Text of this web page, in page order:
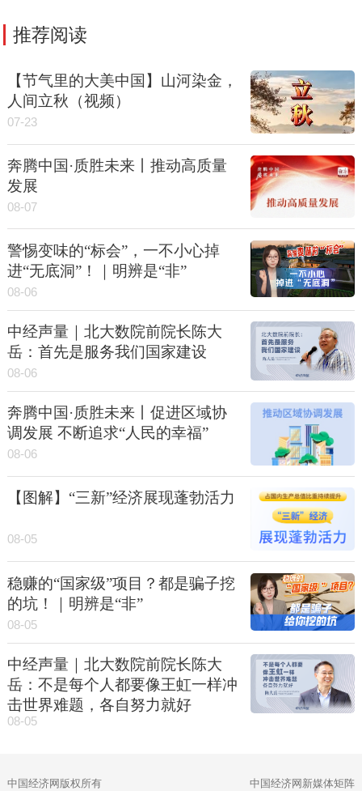
推荐阅读
【节气里的大美中国】山河染金，
人间立秋（视频）
07-23
奔腾中国·质胜未来丨推动高质量
发展
08-07
警惕变味的“标会”，一不小心掉
进“无底洞”！｜明辨是“非”
08-06
中经声量｜北大数院前院长陈大
岳：首先是服务我们国家建设
08-06
奔腾中国·质胜未来丨促进区域协
调发展 不断追求“人民的幸福”
08-06
【图解】“三新”经济展现蓬勃活力
08-05
稳赚的“国家级”项目？都是骗子挖
的坑！｜明辨是“非”
08-05
中经声量｜北大数院前院长陈大
岳：不是每个人都要像王虹一样冲
击世界难题，各自努力就好
08-05
中国经济网版权所有 中国经济网新媒体矩阵